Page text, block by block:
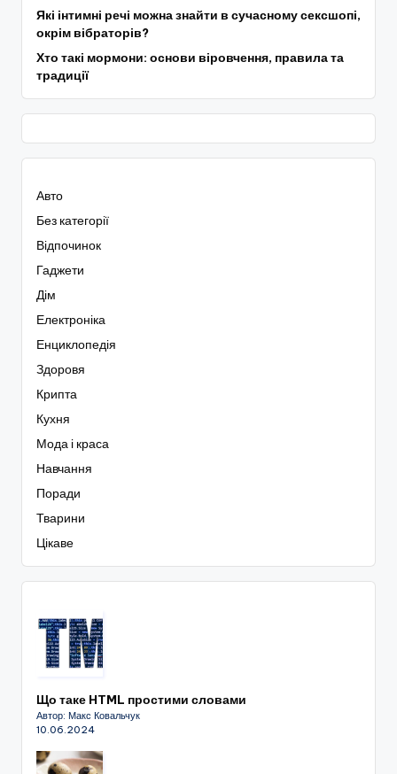
Які інтимні речі можна знайти в сучасному сексшопі,
окрім вібраторів?
Хто такі мормони: основи віровчення, правила та
традиції
Авто
Без категорії
Відпочинок
Гаджети
Дім
Електроніка
Енциклопедія
Здоровя
Крипта
Кухня
Мода і краса
Навчання
Поради
Тварини
Цікаве
Що таке HTML простими словами
Автор: Макс Ковальчук
10.06.2024